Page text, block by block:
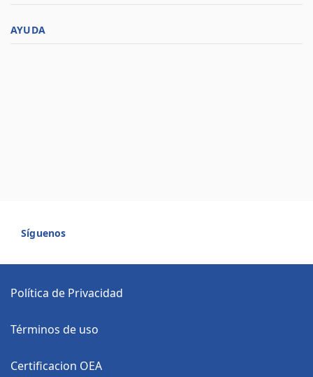
AYUDA
Síguenos
Política de Privacidad
Términos de uso
Certificacion OEA